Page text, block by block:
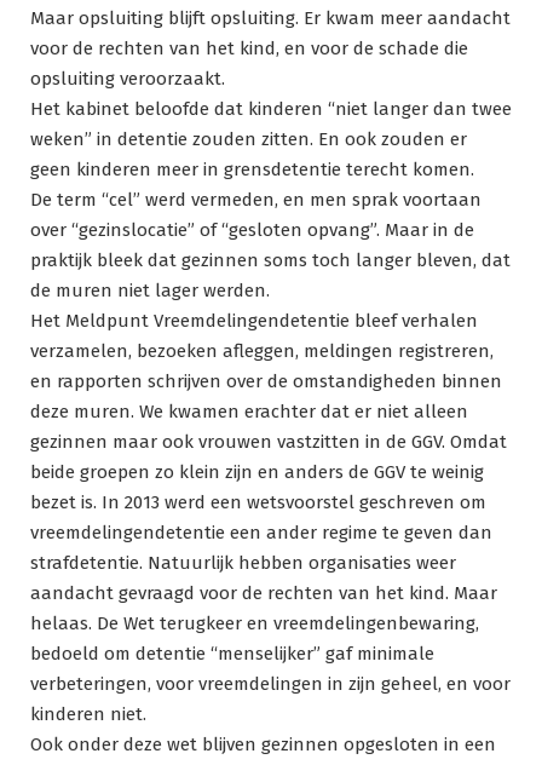
Maar opsluiting blijft opsluiting. Er kwam meer aandacht
voor de rechten van het kind, en voor de schade die
opsluiting veroorzaakt.
Het kabinet beloofde dat kinderen “niet langer dan twee
weken” in detentie zouden zitten. En ook zouden er
geen kinderen meer in grensdetentie terecht komen.
De term “cel” werd vermeden, en men sprak voortaan
over “gezinslocatie” of “gesloten opvang”. Maar in de
praktijk bleek dat gezinnen soms toch langer bleven, dat
de muren niet lager werden.
Het Meldpunt Vreemdelingendetentie bleef verhalen
verzamelen, bezoeken afleggen, meldingen registreren,
en rapporten schrijven over de omstandigheden binnen
deze muren. We kwamen erachter dat er niet alleen
gezinnen maar ook vrouwen vastzitten in de GGV. Omdat
beide groepen zo klein zijn en anders de GGV te weinig
bezet is. In 2013 werd een wetsvoorstel geschreven om
vreemdelingendetentie een ander regime te geven dan
strafdetentie. Natuurlijk hebben organisaties weer
aandacht gevraagd voor de rechten van het kind. Maar
helaas. De Wet terugkeer en vreemdelingenbewaring,
bedoeld om detentie “menselijker” gaf minimale
verbeteringen, voor vreemdelingen in zijn geheel, en voor
kinderen niet.
Ook onder deze wet blijven gezinnen opgesloten in een